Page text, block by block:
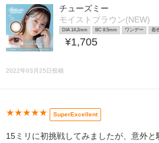
チューズミー
モイストブラウン(NEW)
DIA 14.2mm BC 8.5mm ワンデー 着
¥1,705
2022年03月25日投稿
★★★★★ SuperExcellent
15ミリに初挑戦してみましたが、意外